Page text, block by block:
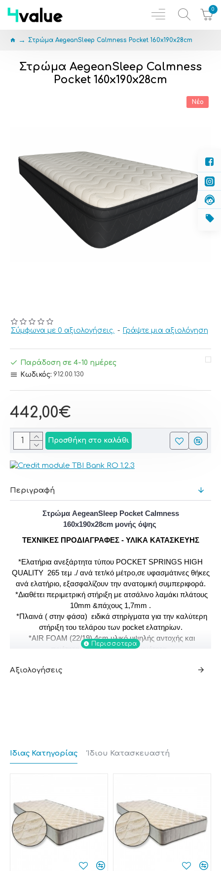
0
Στρώμα AegeanSleep Calmness Pocket 160x190x28cm
Στρώμα AegeanSleep Calmness
Pocket 160x190x28cm
Νέο
Σύμφωνα με 0 αξιολογήσεις. - Γράψτε μια αξιολόγηση
442,00€
Παράδοση σε 4-10 ημέρες
Κωδικός: 912.00.130
Προσθήκη στο καλάθι
Περιγραφή
Στρώμα AegeanSleep Pocket Calmness
160x190x28cm μονής όψης
ΤΕΧΝIΚΕΣ ΠΡΟΔΙΑΓΡΑΦΕΣ - ΥΛΙΚΑ ΚΑΤΑΣΚΕΥΗΣ
*Ελατήρια ανεξάρτητα τύπου POCKET SPRINGS HIGH
QUALITY 265 τεμ ./ ανά τετ/κό μέτρο,σε υφασμάτινες θήκες
ανά ελατήριο, εξασφαλίζουν την ανατομική συμπεριφορά.
*Διαθέτει περιμετρική στήριξη με ατσάλινο λαμάκι πλάτους
10mm &πάχους 1,7mm .
*Πλαινά ( στην φάσα) ειδικά στηρίγματα για την καλύτερη
στήριξη του τελάρου των pocket ελατηρίων.
*AIR FOAM (22/19) 4cm,υλικό υψηλής αντοχής και
ποιότητας, με εξαιρετική πυκνότητα.
και ποιότητας. Αντιβακτηριακό και Υποαλλεργικό. Μαλακό
*Φάσα: Περιλαμβάνει περιμετρική φάσα στήριξης
υφασμάτων και υλικών χρώματος Γκρι.
*Φέρει: α) χερούλια (αφορά διάσταση από 130cm και πάνω)
*Τύπος στρώματος: ΑΝΑΤΟΜΙΚΟ μέτριο προς μαλακό.
* Ύψος στρώματος 28cm (+/-2cm.) .
ΧΡΟΝΙΑ ( ΤΟΝ ΠΡΩΤΟ ΧΡΟΝΟ ΑΛΛΑΓΗ -
Αξιολογήσεις
Ίδιας Κατηγορίας Ίδιου Κατασκευαστή